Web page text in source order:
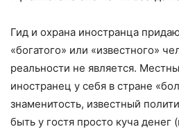
Гид и охрана иностранца
«богатого» или «известного»
реальности не является.
иностранец у себя в стране
знаменитость, известный
быть у гостя просто куча денег